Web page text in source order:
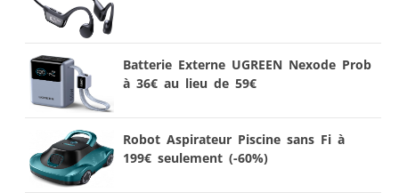
Batterie Externe UGREEN Nexode Prob
à 36€ au lieu de 59€
Robot Aspirateur Piscine sans Fi à
199€ seulement (-60%)